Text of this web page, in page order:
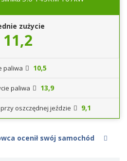
zużycie
11,2
paliwa 10,5
paliwa 13,9
oszczędnej jeździe 9,1
ocenił swój samochód